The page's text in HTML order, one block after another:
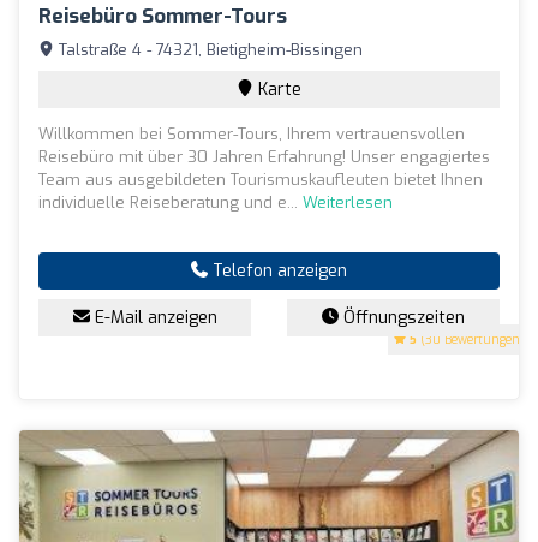
Reisebüro Sommer-Tours
5 (30 Bewertungen)
Talstraße 4 - 74321, Bietigheim-Bissingen
Karte
Willkommen bei Sommer-Tours, Ihrem vertrauensvollen
Reisebüro mit über 30 Jahren Erfahrung! Unser engagiertes
Team aus ausgebildeten Tourismuskaufleuten bietet Ihnen
individuelle Reiseberatung und e... Weiterlesen
Telefon anzeigen
E-Mail anzeigen Öffnungszeiten